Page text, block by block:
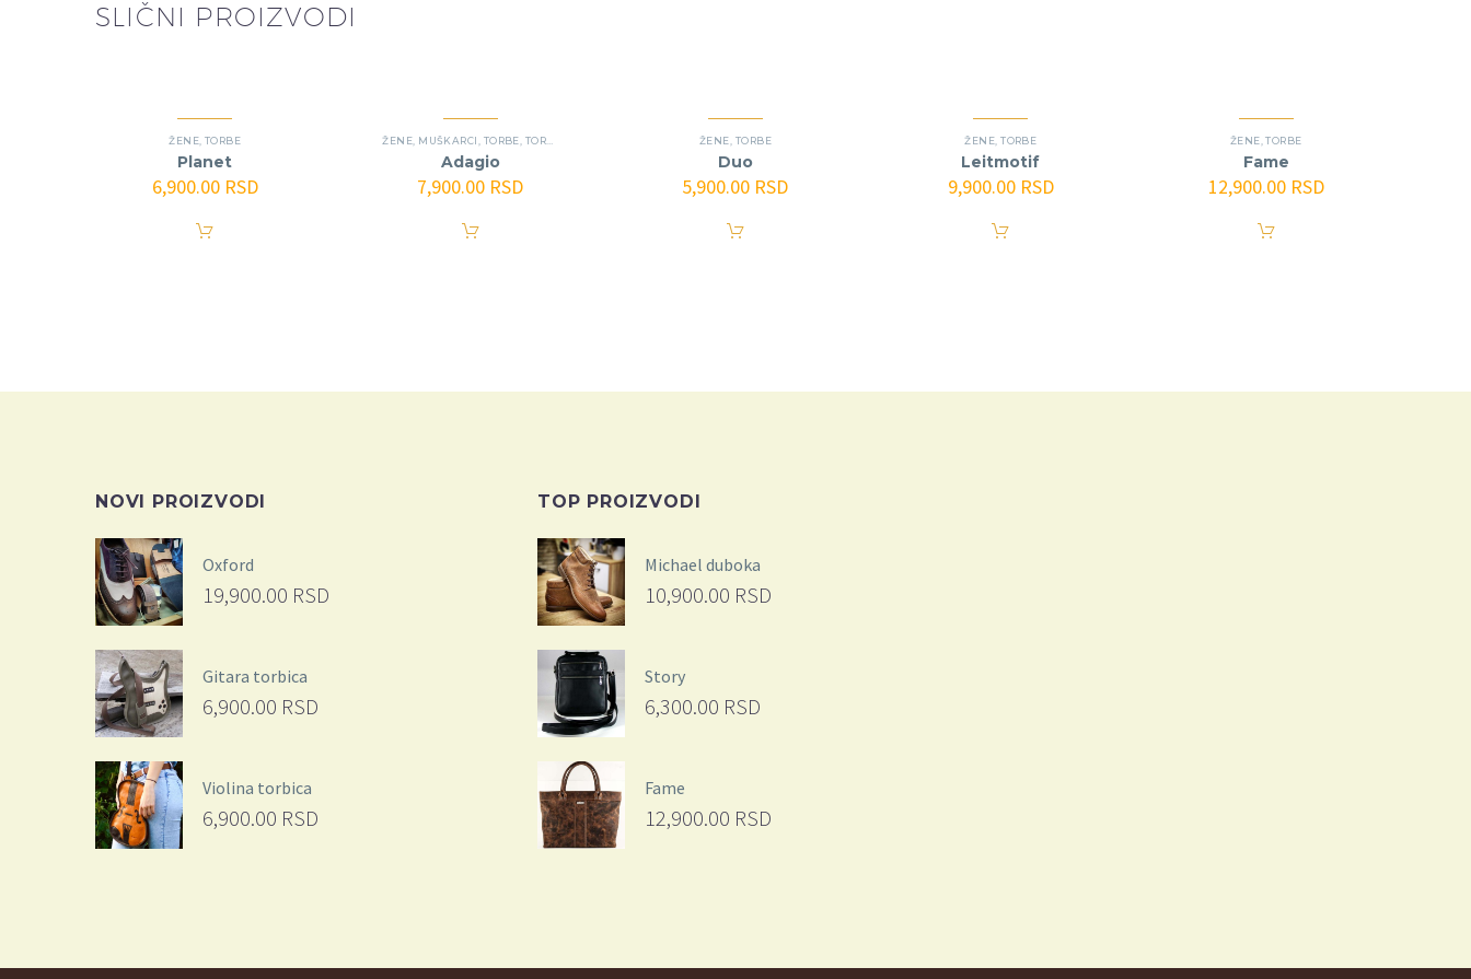
SLIČNI PROIZVODI
ŽENE TORBE
Planet
6,900.00 RSD
ŽENE MUŠKARCI TORBE TORBE
Adagio
7,900.00 RSD
ŽENE TORBE
Duo
5,900.00 RSD
ŽENE ,TORBE
Leitmotif
9,900.00 RSD
ŽENE ,TORBE
Fame
12,900.00 RSD
NOVI PROIZVODI
Oxford
19,900.00 RSD
Gitara torbica
6,900.00 RSD
Violina torbica
6,900.00 RSD
TOP PROIZVODI
Michael duboka
10,900.00 RSD
Story
6,300.00 RSD
Fame
12,900.00 RSD